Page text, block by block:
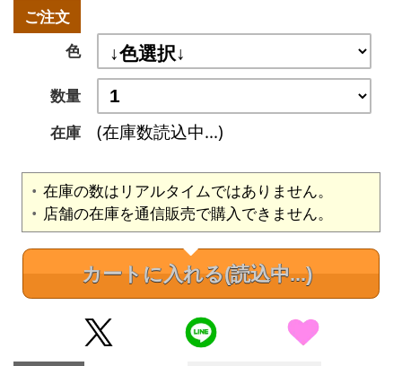
ご注文
色
数量
在庫
(在庫数読込中...)
在庫の数はリアルタイムではありません。
店舗の在庫を通信販売で購入できません。
カートに入れる(読込中...)